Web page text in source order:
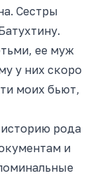
Сестры
ее муж
у них скоро
моих бьют,
рода
и